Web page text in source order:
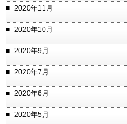
2020年11月
2020年10月
2020年9月
2020年7月
2020年6月
2020年5月